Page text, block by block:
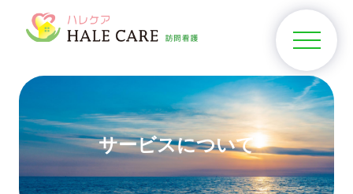
サービスについて